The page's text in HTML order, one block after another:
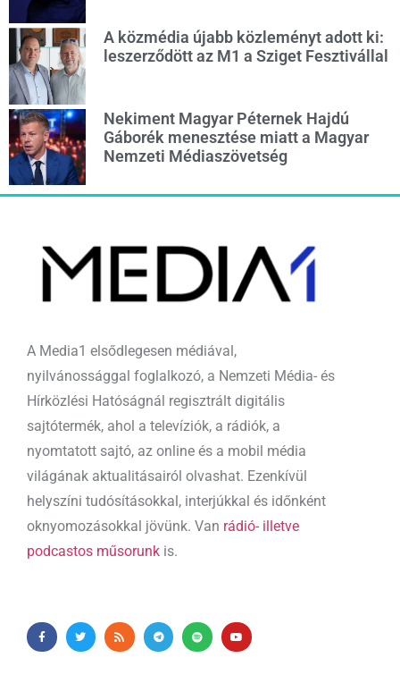
A közmédia újabb közleményt adott ki:
leszerződött az M1 a Sziget Fesztivállal
Nekiment Magyar Péternek Hajdú
Gáborék menesztése miatt a Magyar
Nemzeti Médiaszövetség
A Media1 elsődlegesen médiával,
nyilvánossággal foglalkozó, a Nemzeti Média- és
Hírközlési Hatóságnál regisztrált digitális
sajtótermék, ahol a televíziók, a rádiók, a
nyomtatott sajtó, az online és a mobil média
világának aktualitásairól olvashat. Ezenkívül
helyszíni tudósításokkal, interjúkkal és időnként
oknyomozásokkal jövünk. Van rádió- illetve
podcastos műsorunk is.